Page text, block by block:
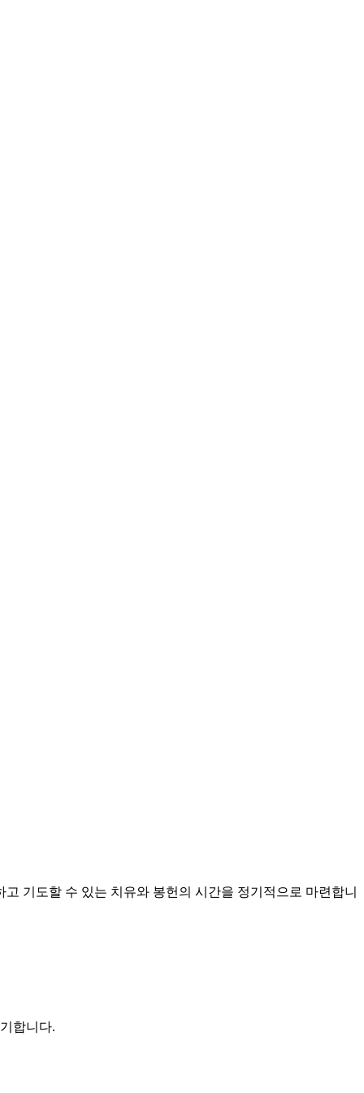
기도할 수 있는 치유와 봉헌의 시간을 정기적으로 마련합니
합니다.